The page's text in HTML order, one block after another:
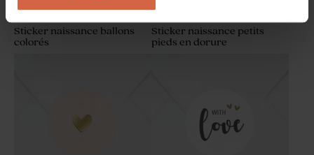
Sticker naissance ballons
colorés
Sticker naissance petits
pieds en dorure